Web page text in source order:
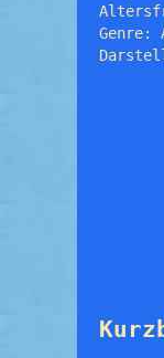
Genre: